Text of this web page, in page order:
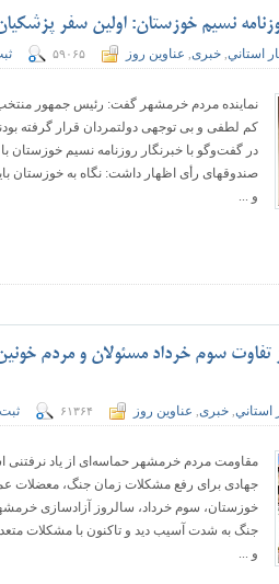
نسیم خوزستان: اولین سفر
استاني خبری عناوین روز ۵۹۰۶۵
نماینده مردم خرمشهر گفت: رئیس جمهور
کم لطفی و بی توجهی دولتمردان قرار گرفته
در گفت‌وگو با خبرنگار روزنامه نسیم خوزستان
صندوقهای رأی اظهار داشت: نگاه به خوزستان
و ...
تفاوت سوم خرداد مسئولان و مردم
استاني خبری عناوین روز ۶۱۳۶۴
مقاومت مردم خرمشهر حماسه‌ای از یاد نرفتنی
جهادی برای رفع مشکلات زمان جنگ، معضلات
خوزستان، سوم خرداد، سالروز آزادسازی
جنگ به شدت آسیب دید و تاکنون با مشکلات
و ...